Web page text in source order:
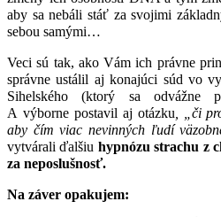
aby sa nebáli stáť za svojimi
sebou samými…
Veci sú tak, ako Vám ich právne
správne ustálil aj konajúci súd vo
Sihelského (ktorý sa odvážne
A výborne postavil aj otázku , „či
aby čím viac nevinných ľudí
vytvárali ďalšiu hypnózu strachu z
za neposlušnosť.
Na záver opakujem: